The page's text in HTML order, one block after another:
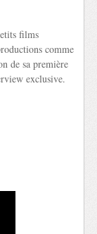
films
comme
de sa première
exclusive.